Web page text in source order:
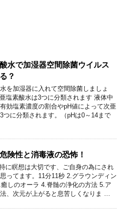
水で加湿器空間除菌ウイルス
？
を加湿器に入れて空間除菌しましょ
塩素酸水は3つに分類されます 液体中
効塩素濃度の割合やpH値によって次亜
つに分類されます。（pHは0～14まで
険性と消毒液の恐怖！
に瞑想は大切です、ご自身の為にされ
ってます。11分11秒 2.グラウンディン
しのオーラ 4.脊髄の浄化の方法 5.ア
、次元が上がると息苦しくなりま …